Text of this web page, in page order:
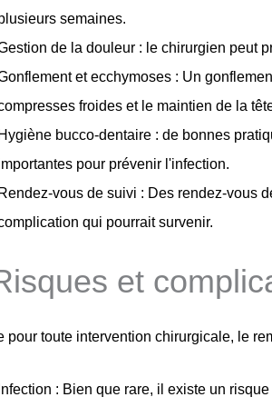
semaines.
de la douleur : le chirurgien peut
et ecchymoses : Un
froides et le maintien de la
Hygiène bucco-dentaire : de bonnes
pour prévenir l'infection.
Rendez-vous de suivi : Des rendez-vous
qui pourrait survenir.
et
pour toute intervention chirurgicale, le
Infection : Bien que rare, il existe un